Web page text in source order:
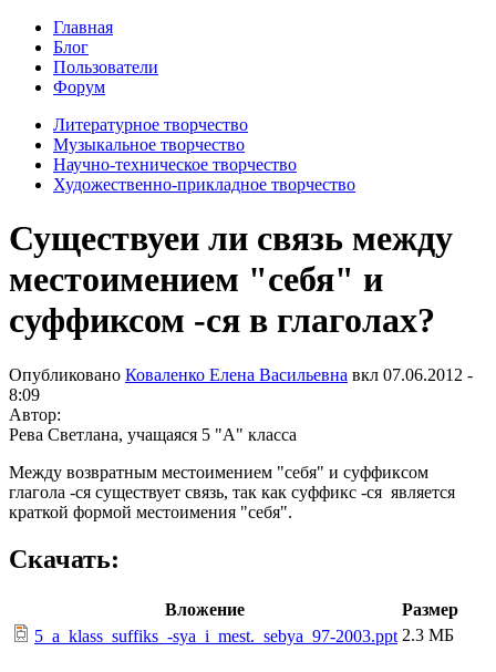
Главная
Блог
Пользователи
Форум
Литературное творчество
Музыкальное творчество
Научно-техническое творчество
Художественно-прикладное творчество
Существуеи ли связь между
местоимением "себя" и
суффиксом -ся в глаголах?
Опубликовано Коваленко Елена Васильевна вкл 07.06.2012 -
8:09
Автор:
Рева Светлана, учащаяся 5 "А" класса
Между возвратным местоимением "себя" и суффиксом
глагола -ся существует связь, так как суффикс -ся является
краткой формой местоимения "себя".
Скачать:
Вложение
Размер
5_a_klass_suffiks_-sya_i_mest._sebya_97-2003.ppt 2.3 МБ